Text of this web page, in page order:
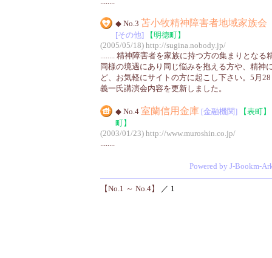
◆ No.3 苫小牧精神障害者地域家族会
[その他]
【明徳町】
(2005/05/18) http://sugina.nobody.jp/
........ 精神障害者を家族に持つ方の集まりとなる
同様の境遇にあり同じ悩みを抱える方や、精神
ど、お気軽にサイトの方に起こし下さい。5月
義一氏講演会内容を更新しました。
◆ No.4 室蘭信用金庫 [金融機関] 【表町】
町】
(2003/01/23) http://www.muroshin.co.jp/
........
Powered by J-Bookm-
【No.1 ～ No.4】 ／ 1